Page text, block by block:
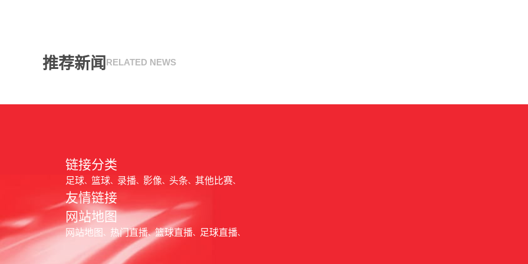
推荐新闻 RELATED NEWS
链接分类
足球 篮球 录播 影像 头条 其他比赛
友情链接
网站地图
网站地图 热门直播 篮球直播 足球直播